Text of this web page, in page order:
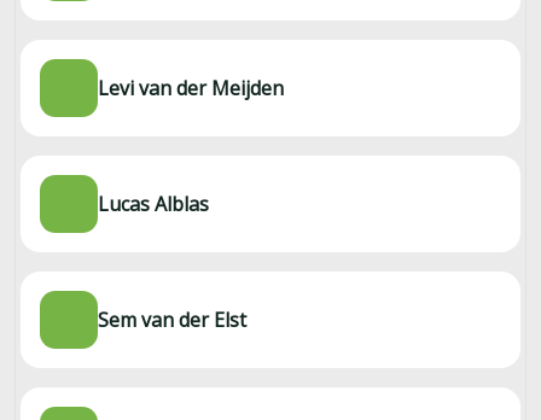
Levi van der Meijden
Lucas Alblas
Sem van der Elst